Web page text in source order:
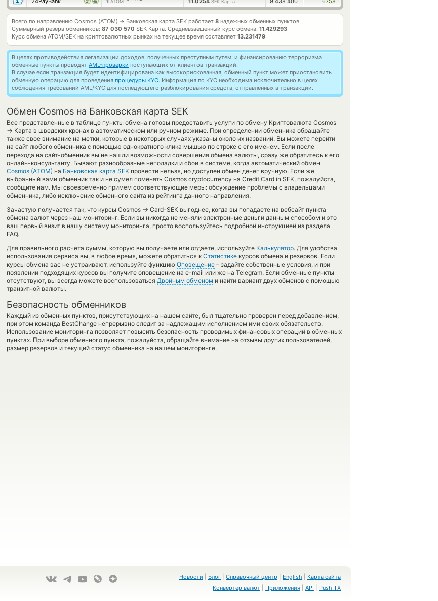
ATOM SEK Карта
Всего по направлению Cosmos (ATOM) → Банковская карта SEK работает 8 надежных обменных пунктов.
Суммарный резерв обменников: 87 030 570 SEK Карта. Средневзвешенный курс обмена: 11.429293
Курс обмена ATOM/SEK на криптовалютных рынках на текущее время составляет 13.231479
В целях противодействия легализации доходов, полученных преступным путем, и финансированию терроризма
обменные пункты проводят AML-проверки поступающих от клиентов транзакций.
В случае если транзакция будет идентифицирована как высокорискованная, обменный пункт может приостановить
обменную операцию для проведения процедуры KYC. Информация по KYC необходима исключительно в целях
соблюдения требований AML/KYC для последующего разблокирования средств, отправленных в транзакции.
Обмен Cosmos на Банковская карта SEK
Все представленные в таблице пункты обмена готовы предоставить услуги по обмену Криптовалюта Cosmos
→ Карта в шведских кронах в автоматическом или ручном режиме. При определении обменника обращайте
также свое внимание на метки, которые в некоторых случаях указаны около их названий. Вы можете перейти
на сайт любого обменника с помощью однократного клика мышью по строке с его именем. Если после
перехода на сайт-обменник вы не нашли возможности совершения обмена валюты, сразу же обратитесь к его
онлайн-консультанту. Бывают разнообразные неполадки и сбои в системе, когда автоматический обмен
Cosmos (ATOM) на Банковская карта SEK провести нельзя, но доступен обмен денег вручную. Если же
выбранный вами обменник так и не сумел поменять Cosmos cryptocurrency на Credit Card in SEK, пожалуйста,
сообщите нам. Мы своевременно примем соответствующие меры: обсуждение проблемы с владельцами
обменника, либо исключение обменного сайта из рейтинга данного направления.
Зачастую получается так, что курсы Cosmos → Card-SEK выгоднее, когда вы попадаете на вебсайт пункта
обмена валют через наш мониторинг. Если вы никогда не меняли электронные деньги данным способом и это
ваш первый визит в нашу систему мониторинга, просто воспользуйтесь подробной инструкцией из раздела
FAQ.
Для правильного расчета суммы, которую вы получаете или отдаете, используйте Калькулятор. Для удобства
использования сервиса вы, в любое время, можете обратиться к Статистике курсов обмена и резервов. Если
курсы обмена вас не устраивают, используйте функцию Оповещение – задайте собственные условия, и при
появлении подходящих курсов вы получите оповещение на e-mail или же на Telegram. Если обменные пункты
отсутствуют, вы всегда можете воспользоваться Двойным обменом и найти вариант двух обменов с помощью
транзитной валюты.
Безопасность обменников
Каждый из обменных пунктов, присутствующих на нашем сайте, был тщательно проверен перед добавлением,
при этом команда BestChange непрерывно следит за надлежащим исполнением ими своих обязательств.
Использование мониторинга позволяет повысить безопасность проводимых финансовых операций в обменных
пунктах. При выборе обменного пункта, пожалуйста, обращайте внимание на отзывы других пользователей,
размер резервов и текущий статус обменника на нашем мониторинге.
Новости Блог Справочный центр English
Карта сайта
Конвертер валют
Приложения API Push TX